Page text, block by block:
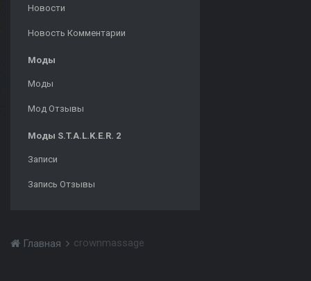
Новости
Новость Комментарии
Моды
Моды
Мод Отзывы
Моды S.T.A.L.K.E.R. 2
Записи
Запись Отзывы
Главная crownmassage